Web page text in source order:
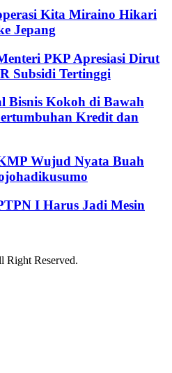
Kita Miraino Hikari
Jepang
PKP Apresiasi Dirut
Subsidi Tertinggi
Bisnis Kokoh di Bawah
Kredit dan
Wujud Nyata Buah
I Harus Jadi Mesin
Right Reserved.